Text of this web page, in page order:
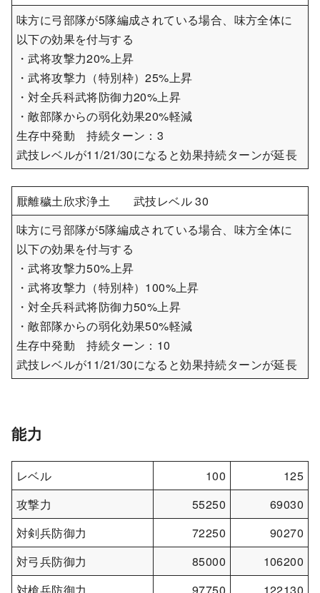
味方に弓部隊が5隊編成されている場合、味方全体に
以下の効果を付与する
・武将攻撃力20%上昇
・武将攻撃力（特別枠）25%上昇
・対全兵科武将防御力20%上昇
・敵部隊からの弱化効果20%軽減
生存中発動 持続ターン：3
武技レベルが11/21/30になると効果持続ターンが延長
厭離穢土欣求浄土 武技レベル 30
味方に弓部隊が5隊編成されている場合、味方全体に
以下の効果を付与する
・武将攻撃力50%上昇
・武将攻撃力（特別枠）100%上昇
・対全兵科武将防御力50%上昇
・敵部隊からの弱化効果50%軽減
生存中発動 持続ターン：10
武技レベルが11/21/30になると効果持続ターンが延長
能力
レベル 100
125
攻撃力
55250
69030
対剣兵防御力
72250
90270
対弓兵防御力
85000
106200